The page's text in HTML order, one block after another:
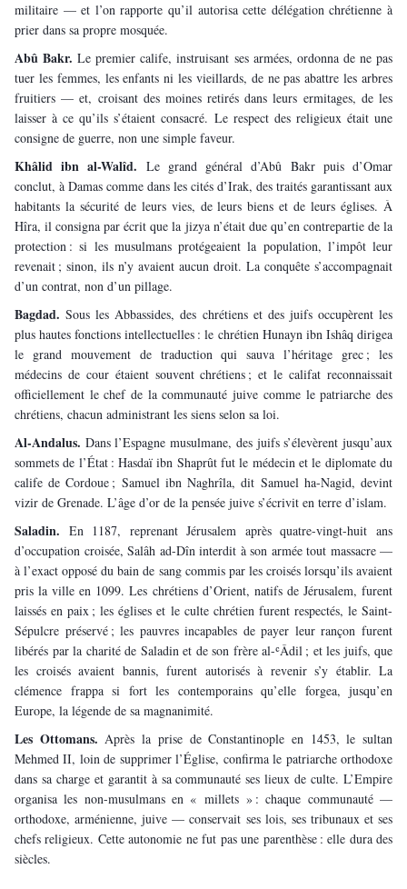
militaire — et l’on rapporte qu’il autorisa cette délégation chrétienne à
prier dans sa propre mosquée.
Abû Bakr. Le premier calife, instruisant ses armées, ordonna de ne pas
tuer les femmes, les enfants ni les vieillards, de ne pas abattre les arbres
fruitiers — et, croisant des moines retirés dans leurs ermitages, de les
laisser à ce qu’ils s’étaient consacré. Le respect des religieux était une
consigne de guerre, non une simple faveur.
Khâlid ibn al-Walîd. Le grand général d’Abû Bakr puis d’Omar
conclut, à Damas comme dans les cités d’Irak, des traités garantissant aux
habitants la sécurité de leurs vies, de leurs biens et de leurs églises. À
Hîra, il consigna par écrit que la jizya n’était due qu’en contrepartie de la
protection : si les musulmans protégeaient la population, l’impôt leur
revenait ; sinon, ils n’y avaient aucun droit. La conquête s’accompagnait
d’un contrat, non d’un pillage.
Bagdad. Sous les Abbassides, des chrétiens et des juifs occupèrent les
plus hautes fonctions intellectuelles : le chrétien Hunayn ibn Ishâq dirigea
le grand mouvement de traduction qui sauva l’héritage grec ; les
médecins de cour étaient souvent chrétiens ; et le califat reconnaissait
officiellement le chef de la communauté juive comme le patriarche des
chrétiens, chacun administrant les siens selon sa loi.
Al-Andalus. Dans l’Espagne musulmane, des juifs s’élevèrent jusqu’aux
sommets de l’État : Hasdaï ibn Shaprût fut le médecin et le diplomate du
calife de Cordoue ; Samuel ibn Naghrîla, dit Samuel ha-Nagid, devint
vizir de Grenade. L’âge d’or de la pensée juive s’écrivit en terre d’islam.
Saladin. En 1187, reprenant Jérusalem après quatre-vingt-huit ans
d’occupation croisée, Salâh ad-Dîn interdit à son armée tout massacre —
à l’exact opposé du bain de sang commis par les croisés lorsqu’ils avaient
pris la ville en 1099. Les chrétiens d’Orient, natifs de Jérusalem, furent
laissés en paix ; les églises et le culte chrétien furent respectés, le Saint-
Sépulcre préservé ; les pauvres incapables de payer leur rançon furent
libérés par la charité de Saladin et de son frère al-ʿÂdil ; et les juifs, que
les croisés avaient bannis, furent autorisés à revenir s’y établir. La
clémence frappa si fort les contemporains qu’elle forgea, jusqu’en
Europe, la légende de sa magnanimité.
Les Ottomans. Après la prise de Constantinople en 1453, le sultan
Mehmed II, loin de supprimer l’Église, confirma le patriarche orthodoxe
dans sa charge et garantit à sa communauté ses lieux de culte. L’Empire
organisa les non-musulmans en « millets » : chaque communauté —
orthodoxe, arménienne, juive — conservait ses lois, ses tribunaux et ses
chefs religieux. Cette autonomie ne fut pas une parenthèse : elle dura des
siècles.